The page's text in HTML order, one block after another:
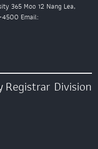
365 Moo 12 Nang Lea,
4500 Email:
Registrar Division